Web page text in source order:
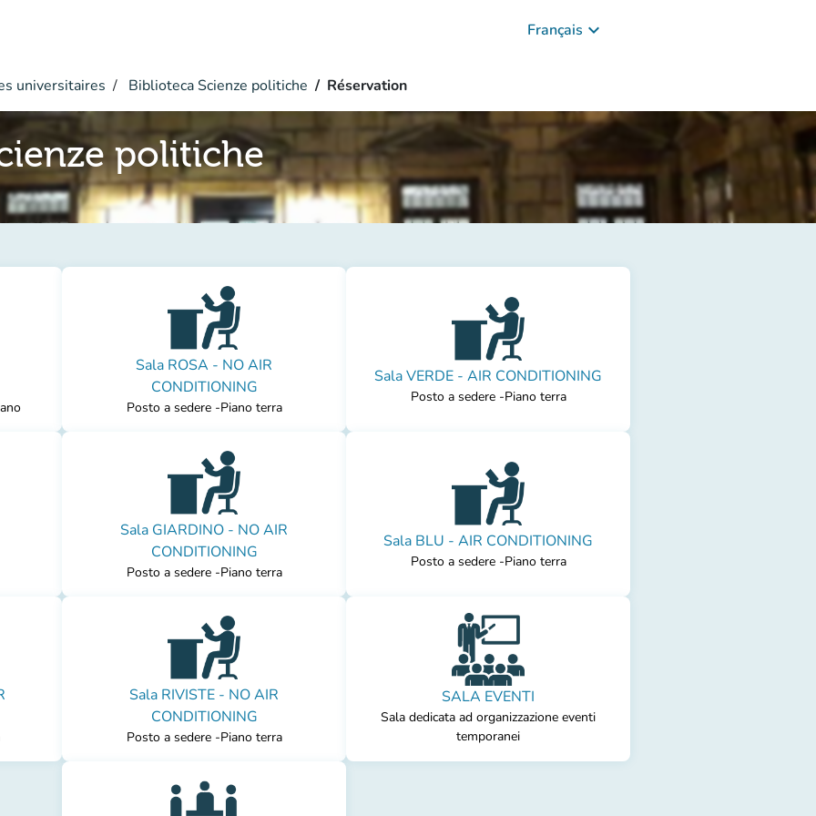
Français keyboard_arrow_down
universitaires Biblioteca Scienze politiche Réservation
politiche
Sala ROSA - NO AIR
CONDITIONING
Posto a sedere -Piano terra
Sala VERDE - AIR CONDITIONING
Posto a sedere -Piano terra
Sala GIARDINO - NO AIR
CONDITIONING
Posto a sedere -Piano terra
Sala BLU - AIR CONDITIONING
Posto a sedere -Piano terra
Sala RIVISTE - NO AIR
CONDITIONING
Posto a sedere -Piano terra
SALA EVENTI
Sala dedicata ad organizzazione eventi
temporanei